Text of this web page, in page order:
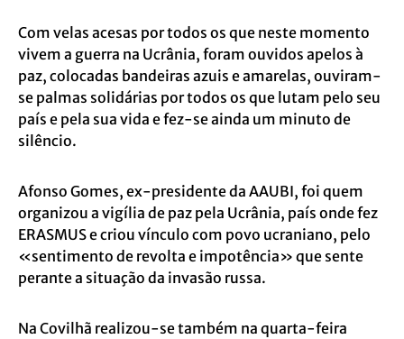
Com velas acesas por todos os que neste momento
vivem a guerra na Ucrânia, foram ouvidos apelos à
paz, colocadas bandeiras azuis e amarelas, ouviram-
se palmas solidárias por todos os que lutam pelo seu
país e pela sua vida e fez-se ainda um minuto de
silêncio.
Afonso Gomes, ex-presidente da AAUBI, foi quem
organizou a vigília de paz pela Ucrânia, país onde fez
ERASMUS e criou vínculo com povo ucraniano, pelo
«sentimento de revolta e impotência» que sente
perante a situação da invasão russa.
Na Covilhã realizou-se também na quarta-feira